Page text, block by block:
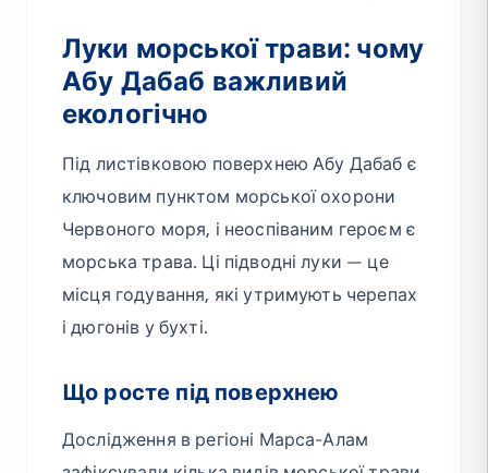
Луки морської трави: чому
Абу Дабаб важливий
екологічно
Під листівковою поверхнею Абу Дабаб є
ключовим пунктом морської охорони
Червоного моря, і неоспіваним героєм є
морська трава. Ці підводні луки — це
місця годування, які утримують черепах
і дюгонів у бухті.
Що росте під поверхнею
Дослідження в регіоні Марса-Алам